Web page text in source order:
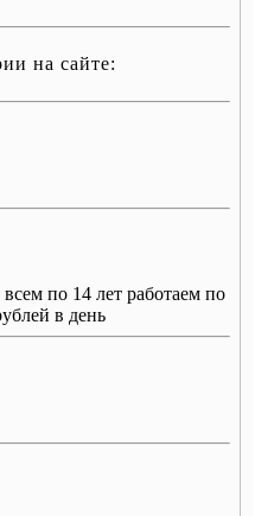
на сайте:
по 14 лет работаем по
в день